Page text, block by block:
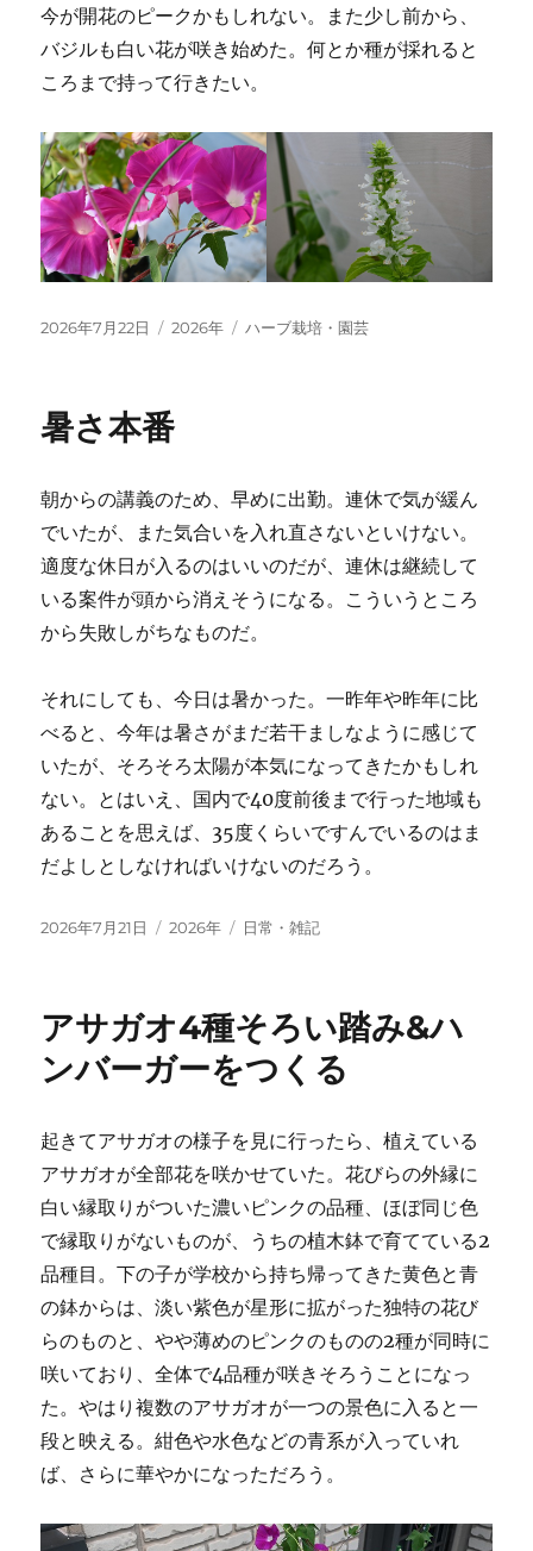
今が開花のピークかもしれない。また少し前から、
バジルも白い花が咲き始めた。何とか種が採れると
ころまで持って行きたい。
投
2026年7月22日
カ
ー
2026年
タ
ハーブ栽培・園芸
暑さ本番
朝からの講義のため、早めに出勤。連休で気が緩ん
でいたが、また気合いを入れ直さないといけない。
適度な休日が入るのはいいのだが、連休は継続して
いる案件が頭から消えそうになる。こういうところ
から失敗しがちなものだ。
それにしても、今日は暑かった。一昨年や昨年に比
べると、今年は暑さがまだ若干ましなように感じて
いたが、そろそろ太陽が本気になってきたかもしれ
ない。とはいえ、国内で40度前後まで行った地域も
あることを思えば、35度くらいですんでいるのはま
だよしとしなければいけないのだろう。
投
2026年7月21日
カ
ー
2026年
タ
日常・雑記
アサガオ4種そろい踏み&ハ
ンバーガーをつくる
起きてアサガオの様子を見に行ったら、植えている
アサガオが全部花を咲かせていた。花びらの外縁に
白い縁取りがついた濃いピンクの品種、ほぼ同じ色
で縁取りがないものが、うちの植木鉢で育てている2
品種目。下の子が学校から持ち帰ってきた黄色と青
の鉢からは、淡い紫色が星形に拡がった独特の花び
らのものと、やや薄めのピンクのものの2種が同時に
咲いており、全体で4品種が咲きそろうことになっ
た。やはり複数のアサガオが一つの景色に入ると一
段と映える。紺色や水色などの青系が入っていれ
ば、さらに華やかになっただろう。